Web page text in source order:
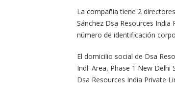
La compañía tiene 2
Sánchez Dsa Resources
número de identificación
El domicilio social de Dsa
Indl. Area, Phase 1 New
Dsa Resources India Private